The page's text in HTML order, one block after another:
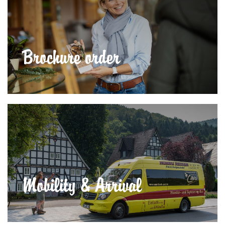
Brochure order
Mobility & Arrival